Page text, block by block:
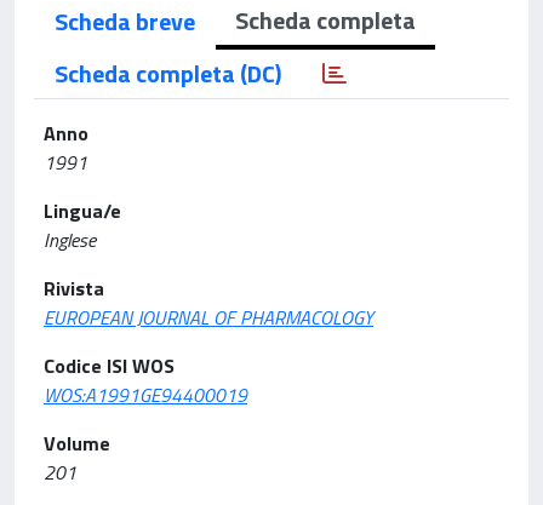
Scheda breve
Scheda completa
Scheda completa (DC)
Anno
1991
Lingua/e
Inglese
Rivista
EUROPEAN JOURNAL OF PHARMACOLOGY
Codice ISI WOS
WOS:A1991GE94400019
Volume
201